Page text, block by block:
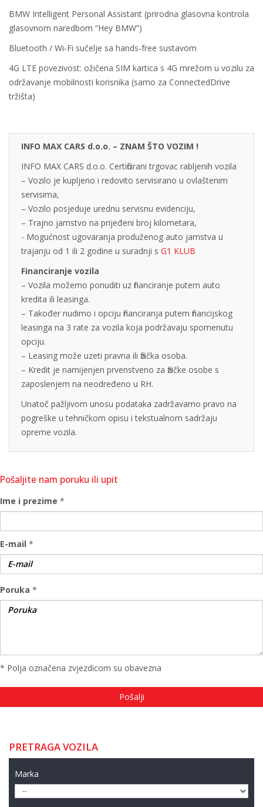
BMW Intelligent Personal Assistant (prirodna glasovna kontrola
glasovnom naredbom “Hey BMW”)
Bluetooth / Wi‐Fi sučelje sa hands‐free sustavom
4G LTE povezivost: ožičena SIM kartica s 4G mrežom u vozilu za
održavanje mobilnosti korisnika (samo za ConnectedDrive
tržišta)
INFO MAX CARS d.o.o. – ZNAM ŠTO VOZIM !
INFO MAX CARS d.o.o. Certificirani trgovac rabljenih vozila
– Vozilo je kupljeno i redovito servisirano u ovlaštenim
servisima,
– Vozilo posjeduje urednu servisnu evidenciju,
– Trajno jamstvo na prijeđeni broj kilometara,
- Mogućnost ugovaranja produženog auto jamstva u
trajanju od 1 ili 2 godine u suradnji s G1 KLUB
Financiranje vozila
– Vozila možemo ponuditi uz financiranje putem auto
kredita ili leasinga.
– Također nudimo i opciju financiranja putem financijskog
leasinga na 3 rate za vozila koja podržavaju spomenutu
opciju.
– Leasing može uzeti pravna ili fizička osoba.
– Kredit je namijenjen prvenstveno za fizičke osobe s
zaposlenjem na neodređeno u RH.
Unatoč pažljivom unosu podataka zadržavamo pravo na
pogreške u tehničkom opisu i tekstualnom sadržaju
opreme vozila.
Pošaljite nam poruku ili upit
Ime i prezime *
E-mail *
Poruka *
* Polja označena zvjezdicom su obavezna
PRETRAGA VOZILA
Marka